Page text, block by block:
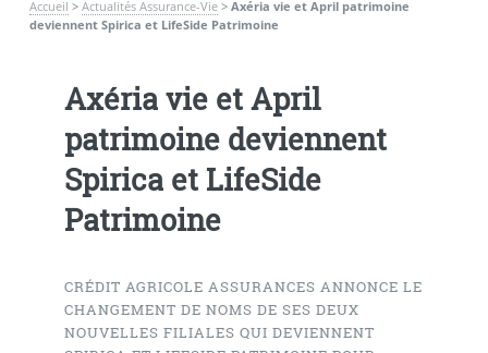
Accueil > Actualités Assurance-Vie> Axéria vie et April patrimoine
deviennent Spirica et LifeSide Patrimoine
Axéria vie et April
patrimoine deviennent
Spirica et LifeSide
Patrimoine
CRÉDIT AGRICOLE ASSURANCES ANNONCE LE
CHANGEMENT DE NOMS DE SES DEUX
NOUVELLES FILIALES QUI DEVIENNENT